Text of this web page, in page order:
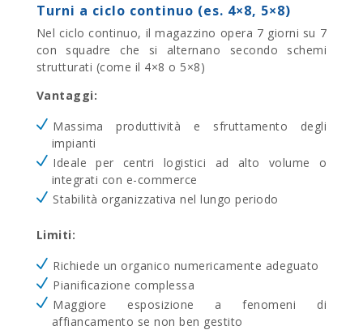
Turni a ciclo continuo (es. 4×8, 5×8)
Nel ciclo continuo, il magazzino opera 7 giorni su 7
con squadre che si alternano secondo schemi
strutturati (come il 4×8 o 5×8)
Vantaggi:
Massima produttività e sfruttamento degli
impianti
Ideale per centri logistici ad alto volume o
integrati con e-commerce
Stabilità organizzativa nel lungo periodo
Limiti:
Richiede un organico numericamente adeguato
Pianificazione complessa
Maggiore esposizione a fenomeni di
affiancamento se non ben gestito